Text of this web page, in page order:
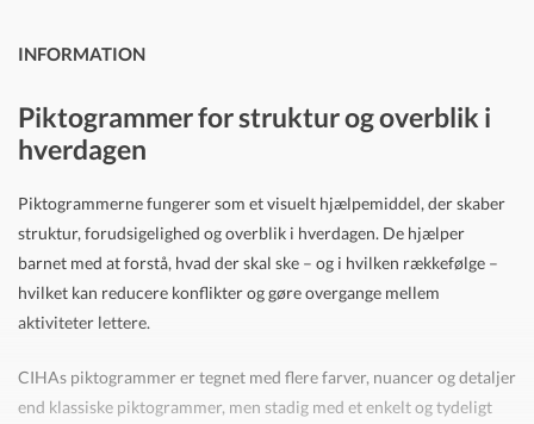
INFORMATION
Piktogrammer for struktur og overblik i
hverdagen
Piktogrammerne fungerer som et visuelt hjælpemiddel, der skaber
struktur, forudsigelighed og overblik i hverdagen. De hjælper
barnet med at forstå, hvad der skal ske – og i hvilken rækkefølge –
hvilket kan reducere konflikter og gøre overgange mellem
aktiviteter lettere.
CIHAs piktogrammer er tegnet med flere farver, nuancer og detaljer
end klassiske piktogrammer, men stadig med et enkelt og tydeligt